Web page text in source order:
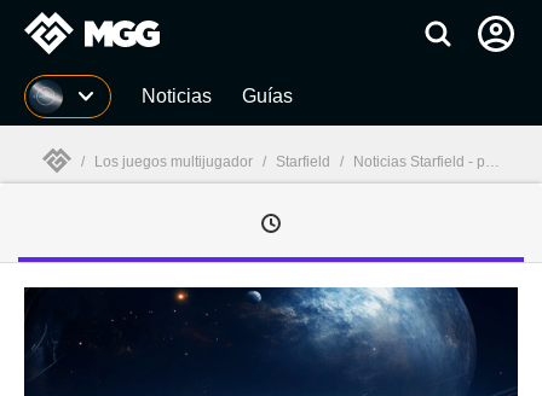
MGG Noticias Guías
/ Los juegos multijugador / Starfield / Noticias Starfield - página 2